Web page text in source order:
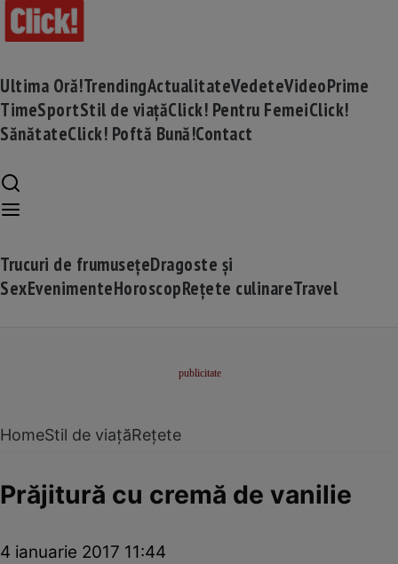
Ultima Oră!TrendingActualitateVedeteVideoPrime
TimeSportStil de viațăClick! Pentru FemeiClick!
SănătateClick! Poftă Bună!Contact
Trucuri de frumusețeDragoste și
SexEvenimenteHoroscopRețete culinareTravel
HomeStil de viațăRețete
Prăjitură cu cremă de vanilie
4 ianuarie 2017 11:44